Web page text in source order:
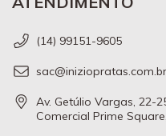
(14) 99151-9605
sac@iniziopratas.com.br
Av. Getúlio Vargas, 22-
Comercial Prime